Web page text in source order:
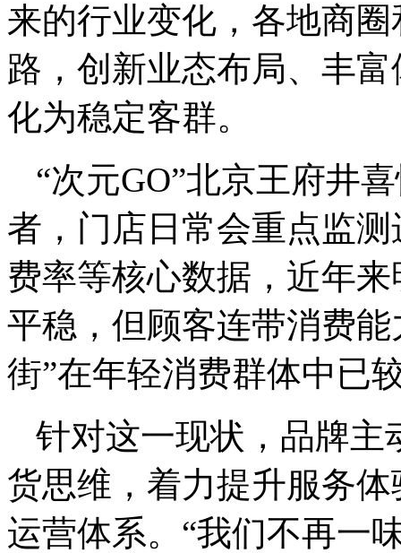
来的行业变化，各地商
路，创新业态布局、丰
化为稳定客群。
“次元GO”北京王府井
者，门店日常会重点监
费率等核心数据，近年
平稳，但顾客连带消费
街”在年轻消费群体中已
针对这一现状，品牌主
货思维，着力提升服务
运营体系。“我们不再一